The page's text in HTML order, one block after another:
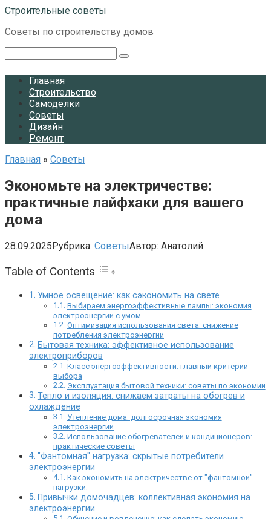
Перейти
контенту
Строительные советы
Советы по строительству домов
Главная
Строительство
Самоделки
Советы
Дизайн
Ремонт
Главная » Советы
Экономьте на электричестве:
практичные лайфхаки для вашего
дома
28.09.2025Рубрика: СоветыАвтор: Анатолий
Table of Contents
Умное освещение: как сэкономить на свете
Выбираем энергоэффективные лампы: экономия
электроэнергии с умом
Оптимизация использования света: снижение
потребления электроэнергии
Бытовая техника: эффективное использование
электроприборов
Класс энергоэффективности: главный критерий
выбора
Эксплуатация бытовой техники: советы по экономии
Тепло и изоляция: снижаем затраты на обогрев и
охлаждение
Утепление дома: долгосрочная экономия
электроэнергии
Использование обогревателей и кондиционеров:
практические советы
"Фантомная" нагрузка: скрытые потребители
электроэнергии
Как экономить на электричестве от "фантомной"
нагрузки:
Привычки домочадцев: коллективная экономия на
электроэнергии